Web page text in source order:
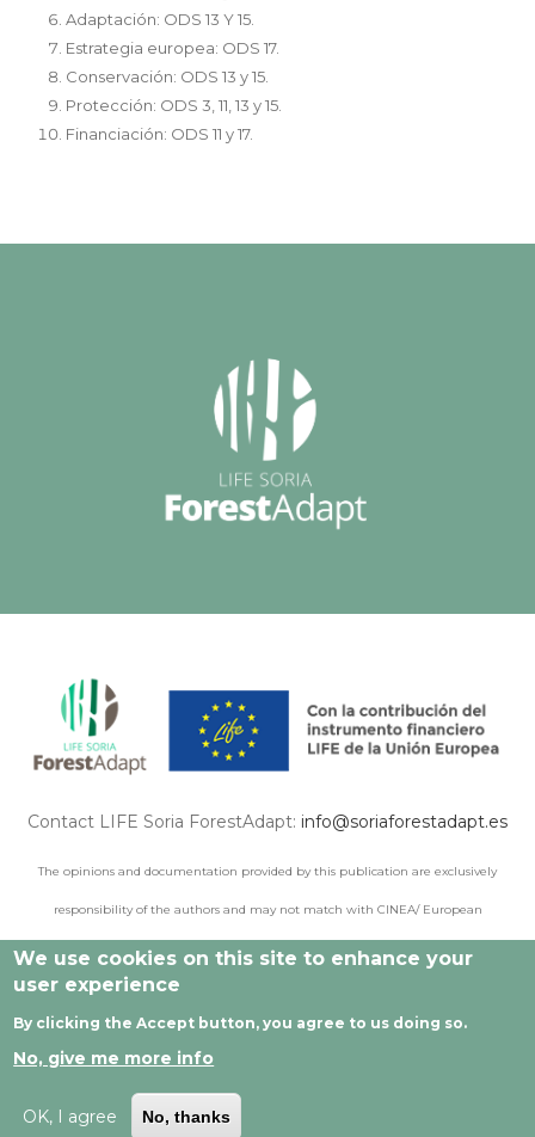
Adaptación: ODS 13 Y 15.
Estrategia europea: ODS 17.
Conservación: ODS 13 y 15.
Protección: ODS 3, 11, 13 y 15.
Financiación: ODS 11 y 17.
Contact LIFE Soria ForestAdapt: info@soriaforestadapt.es
The opinions and documentation provided by this publication are exclusively
responsibility of the authors and may not match with CINEA/ European
Commission points of view.
We use cookies on this site to enhance your
user experience
By clicking the Accept button, you agree to us doing so.
No, give me more info
OK, I agree No, thanks